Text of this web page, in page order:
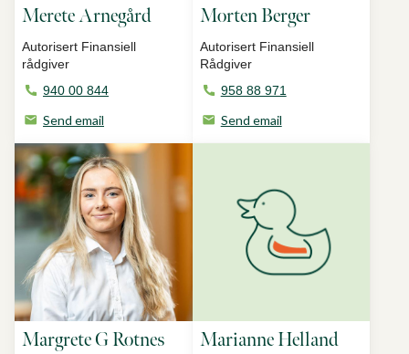
Merete Arnegård
Autorisert Finansiell
rådgiver
940 00 844
Send email
Morten Berger
Autorisert Finansiell
Rådgiver
958 88 971
Send email
Margrete G Rotnes Marianne Helland